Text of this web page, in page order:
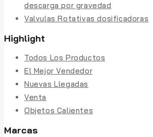
descarga por gravedad
Valvulas Rotativas dosificadoras
Highlight
Todos Los Productos
El Mejor Vendedor
Nuevas Llegadas
Venta
Objetos Calientes
Marcas